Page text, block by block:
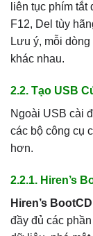
liên tục phím
F12, Del tùy
Lưu ý, mỗi
khác nhau.
2.2. Tạo USB
Ngoài USB cài
các bộ công cụ
hơn.
2.2.1. Hiren’s
Hiren’s
đầy đủ các